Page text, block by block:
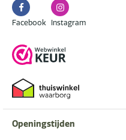
Facebook
Facebook
Instagram
Instagram
Openingstijden